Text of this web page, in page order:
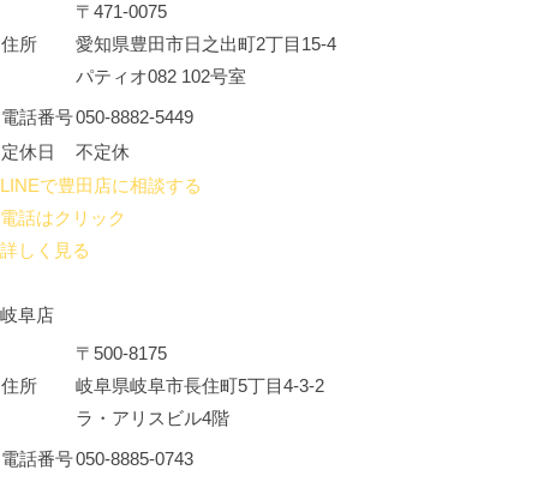
住所
〒471-0075
愛知県豊田市日之出町2丁目15-4
パティオ082 102号室
電話番号050-8882-5449
定休日
不定休
LINEで豊田店に相談する
電話はクリック
詳しく見る
岐阜店
住所
〒500-8175
岐阜県岐阜市長住町5丁目4-3-2
ラ・アリスビル4階
電話番号050-8885-0743